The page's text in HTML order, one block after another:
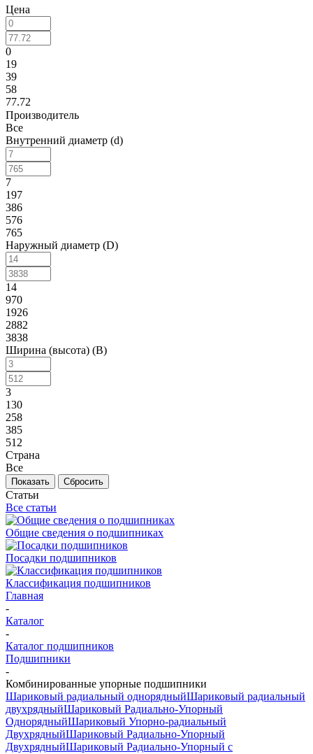
Цена
0
19
39
58
77.72
Производитель
Все
Внутренний диаметр (d)
7
197
386
576
765
Наружный диаметр (D)
14
970
1926
2882
3838
Ширина (высота) (B)
3
130
258
385
512
Страна
Все
Сбросить
Статьи
Все статьи
Общие сведения о подшипниках
Посадки подшипников
Классификация подшипников
Главная
-
Каталог
-
Каталог подшипников
Подшипники
-
Комбинированные упорные подшипники
Шариковый радиальный однорядныйШариковый радиальный
двухрядныйШариковый Радиально-Упорный
ОднорядныйШариковый Упорно-радиальный
ДвухрядныйШариковый Радиально-Упорный
ДвухрядныйШариковый Радиально-Упорный с